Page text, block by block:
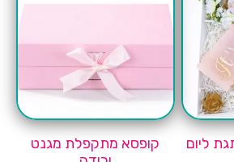
ליום
קופסא מתקפלת מגנט